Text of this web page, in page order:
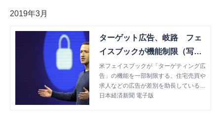
2019年3月
ターゲット広告、岐路 フェ
イスブックが機能制限（写真
＝ＡＰ）
米フェイスブックが「ターゲティング広
告」の機能を一部制限する。住宅売買や
求人などの広告が差別を助長していると
の批判を受け、個人を絞り込む機能を抑
日本経済新聞 電子版